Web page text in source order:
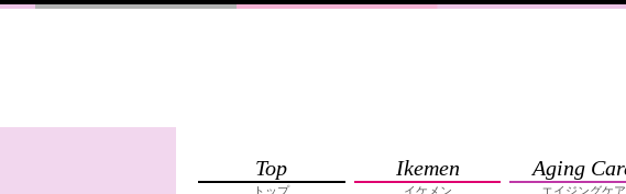
Top
トップ
Ikemen
イケメン
Aging
エイジングケア